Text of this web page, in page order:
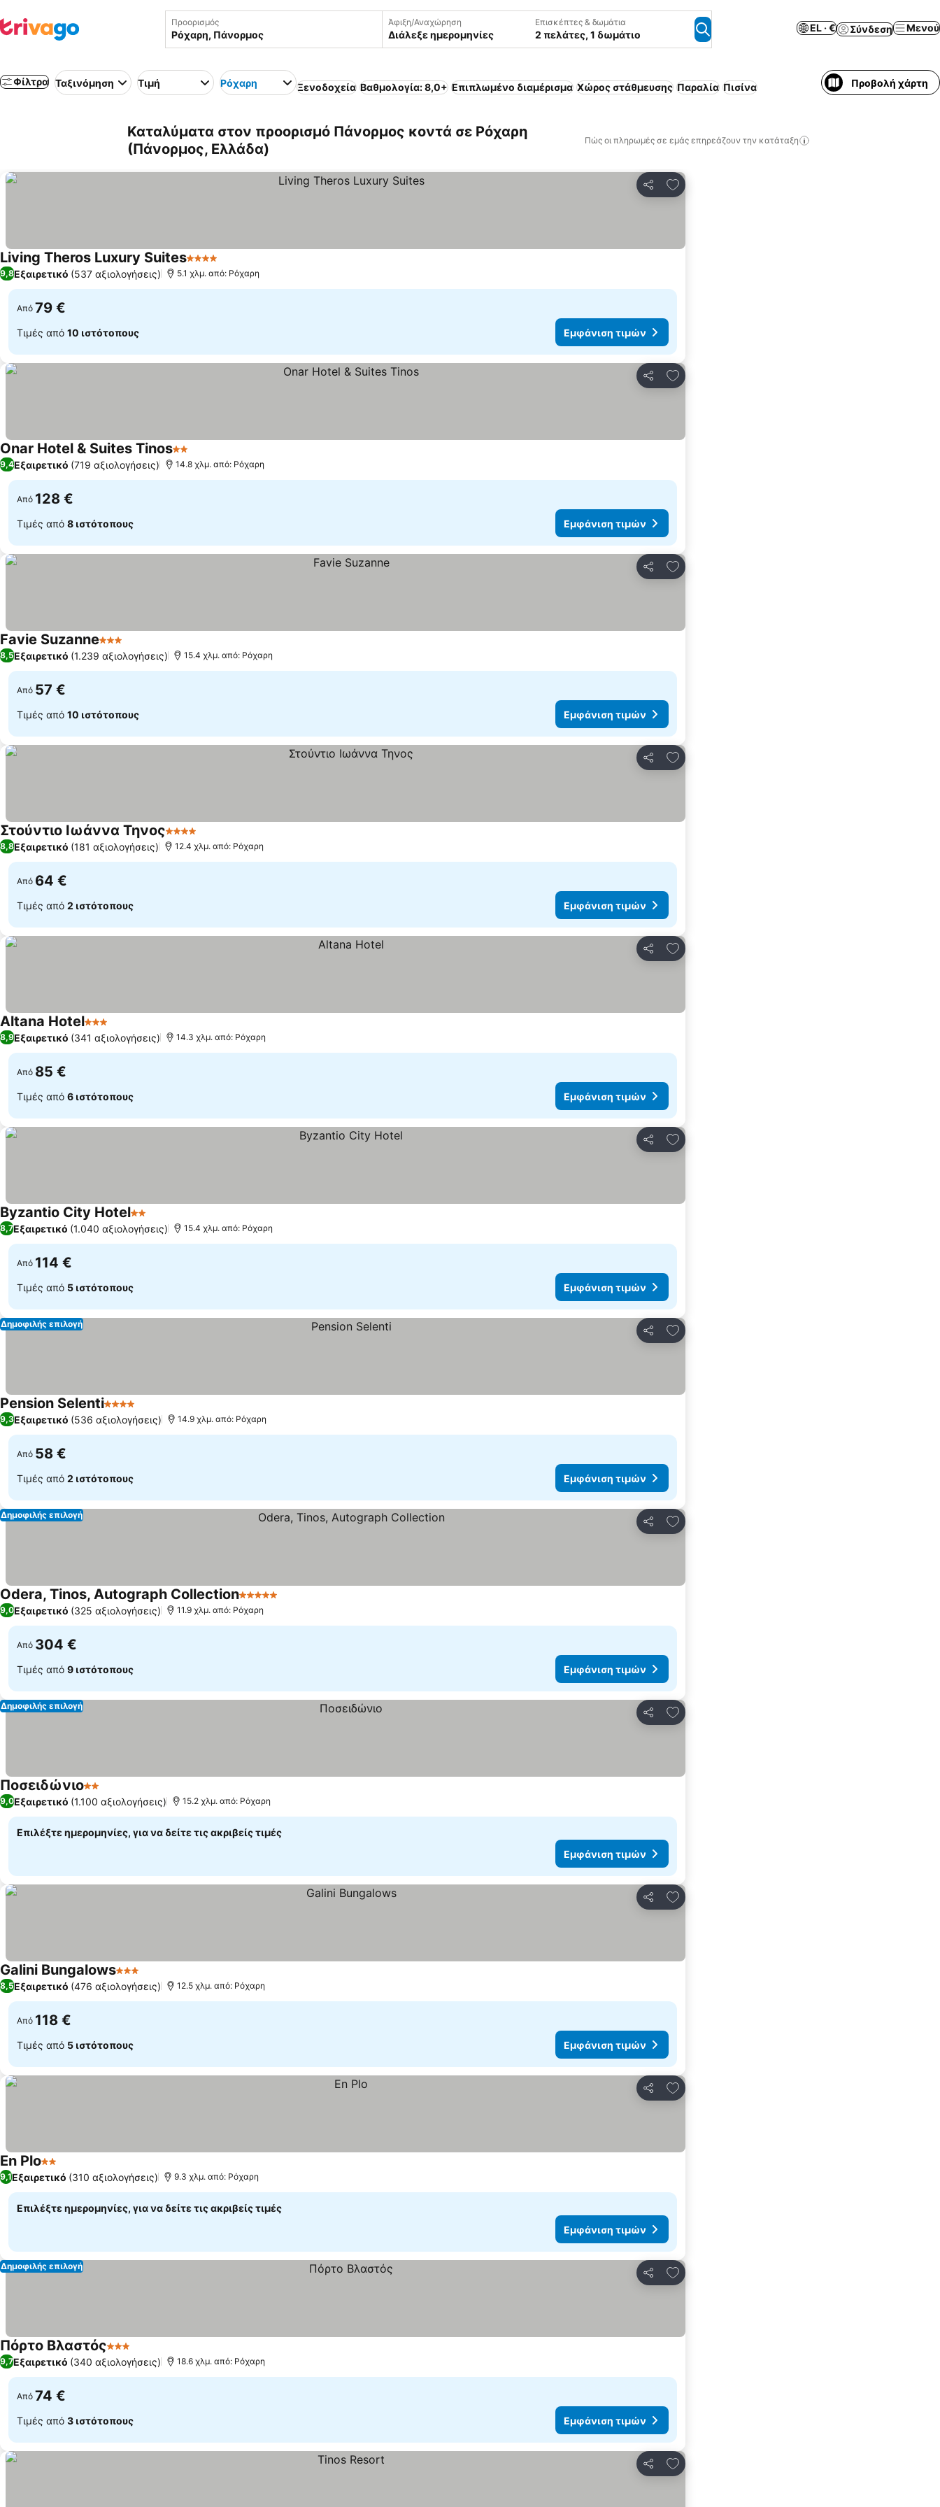
Προορισμός Άφιξη/Αναχώρηση
Διάλεξε ημερομηνίες
Επισκέπτες & δωμάτια
2 πελάτες, 1 δωμάτιο
EL · € Σύνδεση Μενού
Φίλτρα Ταξινόμηση Τιμή Ρόχαρη Ξενοδοχεία Βαθμολογία: 8,0+ Επιπλωμένο διαμέρισμα Χώρος στάθμευσης Παραλία Πισίνα Προβολή χάρτη
Καταλύματα στον προορισμό Πάνορμος κοντά σε Ρόχαρη
(Πάνορμος, Ελλάδα)
Πώς οι πληρωμές σε εμάς επηρεάζουν την κατάταξη
Κοινοποίηση
Προσθήκη στα αγαπημένα
Living Theros Luxury Suites4 Αστέρια
9,8Εξαιρετικό (537 αξιολογήσεις) 5.1 χλμ. από: Ρόχαρη
Από 79 €
Τιμές από 10 ιστότοπους Εμφάνιση τιμών
Κοινοποίηση
Προσθήκη στα αγαπημένα
Onar Hotel & Suites Tinos2 Αστέρια
9,4Εξαιρετικό (719 αξιολογήσεις) 14.8 χλμ. από: Ρόχαρη
Από 128 €
Τιμές από 8 ιστότοπους Εμφάνιση τιμών
Κοινοποίηση
Προσθήκη στα αγαπημένα
Favie Suzanne3 ΑστέριαΕμφάνιση τιμών
8,5Εξαιρετικό (1.239 αξιολογήσεις) 15.4 χλμ. από: Ρόχαρη
Από 57 €
Τιμές από 10 ιστότοπους Εμφάνιση τιμών
Κοινοποίηση
Προσθήκη στα αγαπημένα
Στούντιο Ιωάννα Τηνος4 Αστέρια
8,8Εξαιρετικό (181 αξιολογήσεις) 12.4 χλμ. από: Ρόχαρη
Από 64 €
Τιμές από 2 ιστότοπους Εμφάνιση τιμών
Κοινοποίηση
Προσθήκη στα αγαπημένα
Altana Hotel3 ΑστέριαΕμφάνιση τιμών
8,9Εξαιρετικό (341 αξιολογήσεις) 14.3 χλμ. από: Ρόχαρη
Από 85 €
Τιμές από 6 ιστότοπους Εμφάνιση τιμών
Κοινοποίηση
Προσθήκη στα αγαπημένα
Byzantio City Hotel2 ΑστέριαΕμφάνιση τιμών
8,7Εξαιρετικό (1.040 αξιολογήσεις) 15.4 χλμ. από: Ρόχαρη
Από 114 €
Τιμές από 5 ιστότοπους Εμφάνιση τιμών
Κοινοποίηση
Προσθήκη στα αγαπημένα
Δημοφιλής επιλογή
Pension Selenti4 ΑστέριαΕμφάνιση τιμών
9,3Εξαιρετικό (536 αξιολογήσεις) 14.9 χλμ. από: Ρόχαρη
Από 58 €
Τιμές από 2 ιστότοπους Εμφάνιση τιμών
Κοινοποίηση
Προσθήκη στα αγαπημένα
Δημοφιλής επιλογή
Odera, Tinos, Autograph Collection5 Αστέρια
9,0Εξαιρετικό (325 αξιολογήσεις) 11.9 χλμ. από: Ρόχαρη
Από 304 €
Τιμές από 9 ιστότοπους Εμφάνιση τιμών
Κοινοποίηση
Προσθήκη στα αγαπημένα
Δημοφιλής επιλογή
Ποσειδώνιο2 ΑστέριαΕμφάνιση τιμών
9,0Εξαιρετικό (1.100 αξιολογήσεις) 15.2 χλμ. από: Ρόχαρη
Επιλέξτε ημερομηνίες, για να δείτε τις ακριβείς τιμές
Εμφάνιση τιμών
Κοινοποίηση
Προσθήκη στα αγαπημένα
Galini Bungalows3 ΑστέριαΕμφάνιση τιμών
8,5Εξαιρετικό (476 αξιολογήσεις) 12.5 χλμ. από: Ρόχαρη
Από 118 €
Τιμές από 5 ιστότοπους Εμφάνιση τιμών
Κοινοποίηση
Προσθήκη στα αγαπημένα
En Plo2 Αστέρια
9,1Εξαιρετικό (310 αξιολογήσεις) 9.3 χλμ. από: Ρόχαρη
Επιλέξτε ημερομηνίες, για να δείτε τις ακριβείς τιμές
Εμφάνιση τιμών
Κοινοποίηση
Προσθήκη στα αγαπημένα
Δημοφιλής επιλογή
Πόρτο Βλαστός3 ΑστέριαΕμφάνιση τιμών
9,7Εξαιρετικό (340 αξιολογήσεις) 18.6 χλμ. από: Ρόχαρη
Από 74 €
Τιμές από 3 ιστότοπους Εμφάνιση τιμών
Κοινοποίηση
Προσθήκη στα αγαπημένα